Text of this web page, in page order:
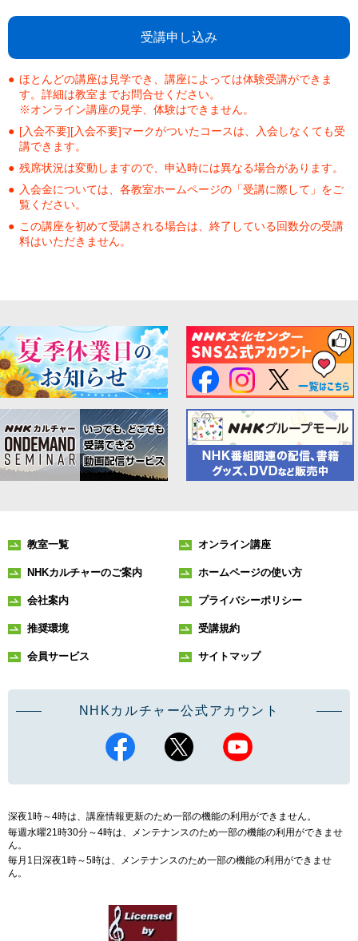
受講申し込み
ほとんどの講座は見学でき、講座によっては体験受講ができま
す。詳細は教室までお問合せください。
※オンライン講座の見学、体験はできません。
[入会不要][入会不要]マークがついたコースは、入会しなくても受
講できます。
残席状況は変動しますので、申込時には異なる場合があります。
入会金については、各教室ホームページの「受講に際して」をご
覧ください。
この講座を初めて受講される場合は、終了している回数分の受講
料はいただきません。
教室一覧 オンライン講座
NHKカルチャーのご案内 ホームページの使い方
会社案内 プライバシーポリシー
推奨環境 受講規約
会員サービス サイトマップ
NHKカルチャー公式アカウント
深夜1時～4時は、講座情報更新のため一部の機能の利用ができません。
毎週水曜21時30分～4時は、メンテナンスのため一部の機能の利用ができませ
ん。
毎月1日深夜1時～5時は、メンテナンスのため一部の機能の利用ができませ
ん。